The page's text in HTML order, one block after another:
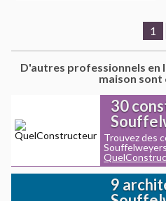
1
D'autres professionnels en
maison sont
30
Trouvez des
9